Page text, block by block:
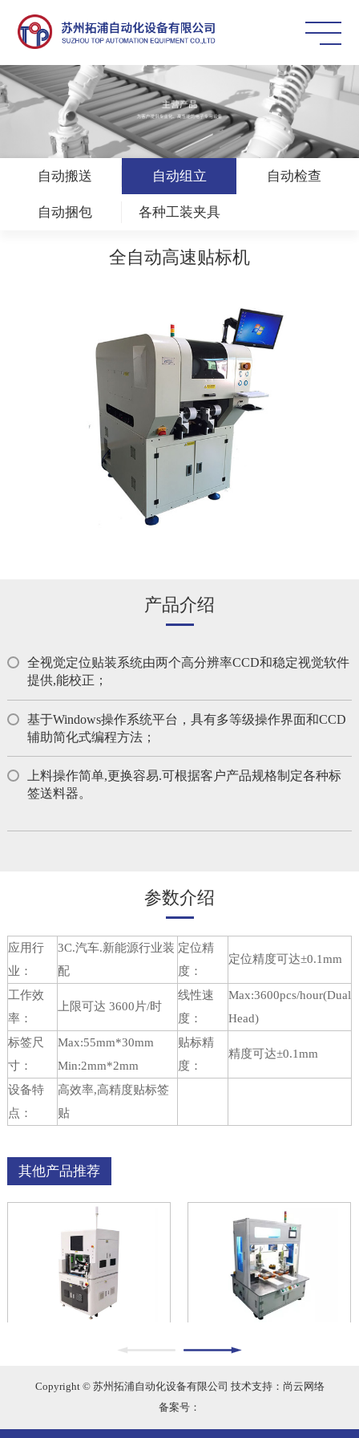
自动搬送 自动组立 自动检查
自动捆包 各种工装夹具
全自动高速贴标机
产品介绍
全视觉定位贴装系统由两个高分辨率CCD和稳定视觉软件
提供,能校正；
基于Windows操作系统平台，具有多等级操作界面和CCD
辅助简化式编程方法；
上料操作简单,更换容易.可根据客户产品规格制定各种标
签送料器。
参数介绍
应用行
业：
3C.汽车.新能源行业装
配
定位精
度：
定位精度可达±0.1mm
工作效
率：
上限可达 3600片/时
线性速
度：
Max:3600pcs/hour(Dual
Head)
标签尺
寸：
Max:55mm*30mm
Min:2mm*2mm
贴标精
度：
精度可达±0.1mm
设备特
点：
高效率,高精度贴标签
贴
其他产品推荐
Copyright © 苏州拓浦自动化设备有限公司 技术支持：尚云网络
备案号：